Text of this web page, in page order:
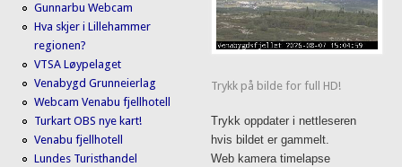
Gunnarbu Webcam
Hva skjer i Lillehammer
regionen?
VTSA Løypelaget
Venabygd Grunneierlag
Webcam Venabu fjellhotell
Turkart OBS nye kart!
Venabu fjellhotell
Lundes Turisthandel
Trykk på bilde for full HD!
Trykk oppdater i nettleseren
hvis bildet er gammelt.
Web kamera timelapse